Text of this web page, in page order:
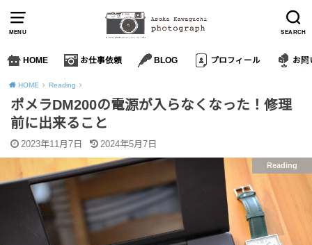
MENU SEARCH
HOME お仕事依頼 BLOG プロフィール お問
HOME Reading
ポメラDM200の電源が入らなくなった！修理
前に出来ること
2023年11月7日 2024年5月7日
Reading